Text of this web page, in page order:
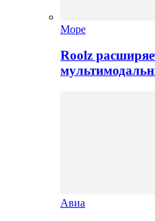
Море
Roolz
Авиа